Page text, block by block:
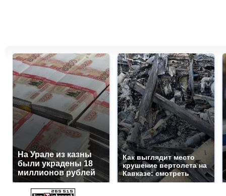
На Урале из казны
были украдены 18
миллионов рублей
Как выглядит место
крушение вертолета на
Кавказе: смотреть